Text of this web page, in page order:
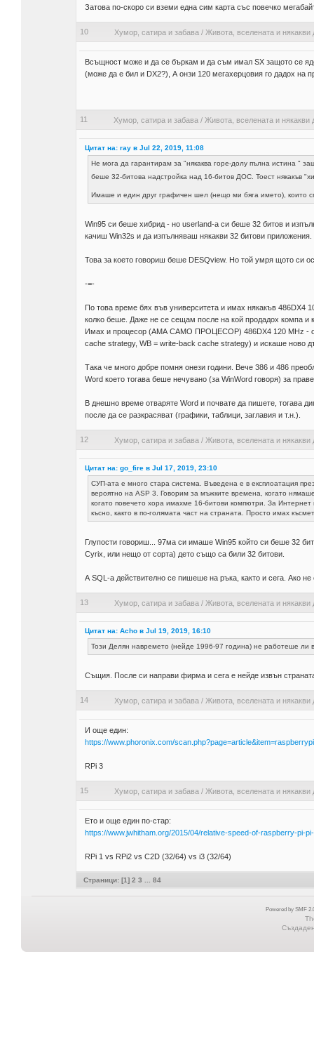
Затова по-скоро си вземи една сим карта със повечко
10 Хумор, сатира и забава / Живота, вселената и някакви
Всъщност може и да се бъркам и да съм имал SX защото се
(може да е бил и DX2?), А онзи 120 мегахерцовия го дадох на
11 Хумор, сатира и забава / Живота, вселената и някакви
Цитат на: ray в Jul 22, 2019, 11:08
Не мога да гарантирам за "някаква горе-долу пълна истина "
беше 32-битова надстройка над 16-битов ДОС. Тоест някакъв
Имаше и един друг графичен шел (нещо ми бяга името), които
Win95 си беше хибрид - но userland-a си беше 32 битов и
качиш Win32s и да изпълняваш някакви 32 битови приложения.
Това за което говориш беше DESQview. Но той умря щото си
-=-
По това време бях във университета и имах някакъв 486DX4
колко беше. Даже не се сещам после на кой продадох компа и
Имах и процесор (АМА САМО ПРОЦЕСОР) 486DX4 120 MHz -
cache strategy, WB = write-back cache strategy) и искаше ново
Така че много добре помня онези години. Вече 386 и 486
Word което тогава беше нечувано (за WinWord говоря) за
В днешно време отваряте Word и почвате да пишете, тогава
после да се разкрасяват (графики, таблици, заглавия и т.н.).
12 Хумор, сатира и забава / Живота, вселената и някакви
Цитат на: go_fire в Jul 17, 2019, 23:10
СУП-ата е много стара система. Въведена е в експлоатация
вероятно на ASP 3. Говорим за мъжките времена, когато
когато повечето хора имахме 16-битови компютри. За
късно, както в по-голямата част на страната. Просто имах
Глупости говориш... 97ма си имаше Win95 който си беше 32
Cyrix, или нещо от сорта) дето също са били 32 битови.
А SQL-а действително се пишеше на ръка, както и сега. Ако
13 Хумор, сатира и забава / Живота, вселената и някакви
Цитат на: Acho в Jul 19, 2019, 16:10
Този Делян навремето (нейде 1996-97 година) не работеше ли
Същия. После си направи фирма и сега е нейде извън
14 Хумор, сатира и забава / Живота, вселената и някакви
И още един:
https://www.phoronix.com/
RPi 3
15 Хумор, сатира и забава / Живота, вселената и някакви
Ето и още един по-стар:
https://www.jwhitham.org/2015/04/relative-speed-of-raspberry-pi-
RPi 1 vs RPi2 vs C2D (32/64) vs i3 (32/64)
Страници: [1] 2 3 84
Powered by SMF